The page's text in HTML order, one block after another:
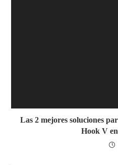
Las 2 mejores soluciones
Hook V